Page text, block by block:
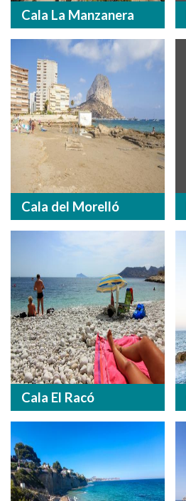
Cala La Manzanera
Cala del Morelló
Cala El Racó